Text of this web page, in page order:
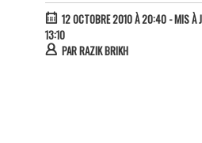
12 OCTOBRE 2010 À 20:40- MIS À
13:10
PARRAZIK BRIKH